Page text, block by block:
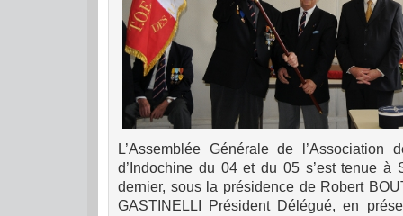
L’Assemblée Générale de l’Association
d’Indochine du 04 et du 05 s’est tenue à
dernier, sous la présidence de Robert
GASTINELLI Président Délégué, en